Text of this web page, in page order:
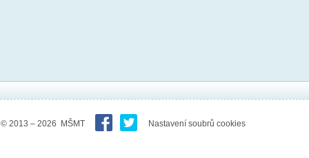
© 2013 – 2026 MŠMT Nastavení soubrů cookies